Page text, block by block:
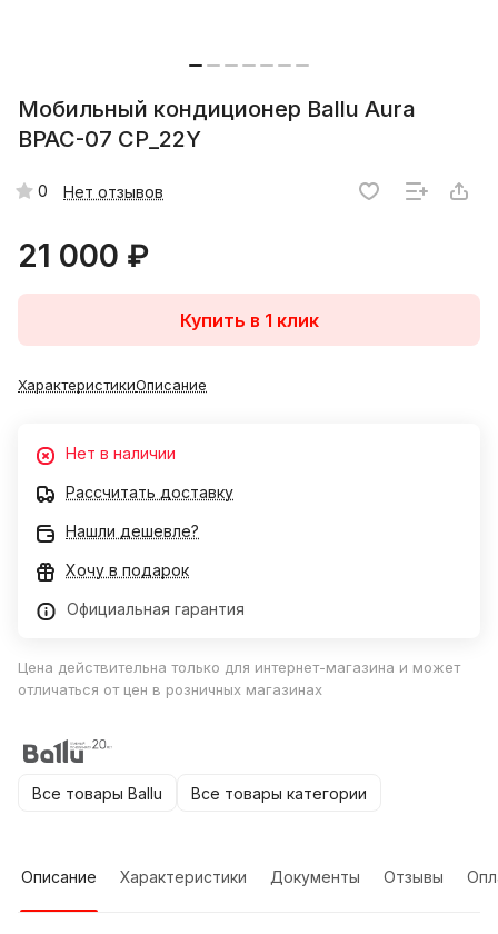
Мобильный кондиционер Ballu Aura
BPAC-07 CP_22Y
0 Нет отзывов
21 000 ₽
Купить в 1 клик
ХарактеристикиОписание
Нет в наличии
Рассчитать доставку
Нашли дешевле?
Хочу в подарок
Официальная гарантия
Цена действительна только для интернет-магазина и может
отличаться от цен в розничных магазинах
Все товары Ballu Все товары категории
Описание Характеристики Документы Отзывы